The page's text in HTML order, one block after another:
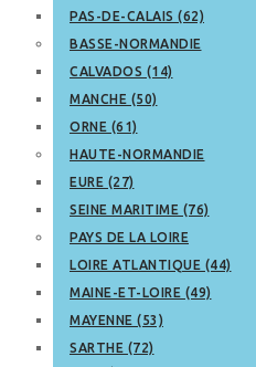
PAS-DE-CALAIS (62)
BASSE-NORMANDIE
CALVADOS (14)
MANCHE (50)
ORNE (61)
HAUTE-NORMANDIE
EURE (27)
SEINE MARITIME (76)
PAYS DE LA LOIRE
LOIRE ATLANTIQUE (44)
MAINE-ET-LOIRE (49)
MAYENNE (53)
SARTHE (72)